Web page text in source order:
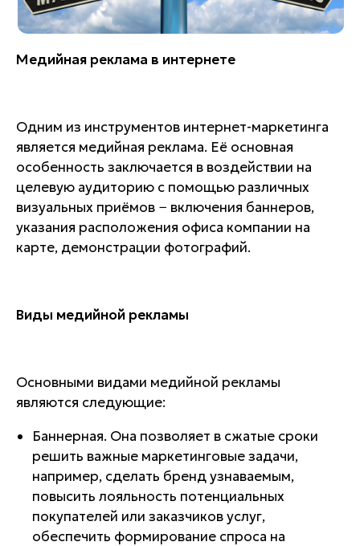
Медийная реклама в интернете
Одним из инструментов интернет-маркетинга
является медийная реклама. Её основная
особенность заключается в воздействии на
целевую аудиторию с помощью различных
визуальных приёмов − включения баннеров,
указания расположения офиса компании на
карте, демонстрации фотографий.
Виды медийной рекламы
Основными видами медийной рекламы
являются следующие:
Баннерная. Она позволяет в сжатые сроки
решить важные маркетинговые задачи,
например, сделать бренд узнаваемым,
повысить лояльность потенциальных
покупателей или заказчиков услуг,
обеспечить формирование спроса на